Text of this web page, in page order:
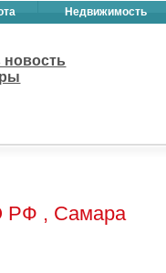
Недвижимость
новость
, Самара